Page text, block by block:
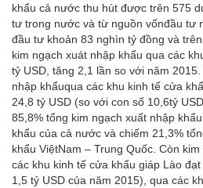
khẩu cả nước thu hút được trên 575
tư trong nước và từ nguồn vốnđầu tư
đầu tư khoản 83 nghìn tỷ đồng và
kim ngạch xuát nhập khẩu qua các
tỷ USD, tăng 2,1 lần so với năm
nhập khẩuqua các khu kinh tế cửa
24,8 tỷ USD (so với con số 10,6tỷ
85,8% tổng kim ngạch xuất nhập
khẩu của cả nước và chiếm 21,3%
khẩu ViệtNam – Trung Quốc. Còn
các khu kinh tế cửa khẩu giáp Lào
1,5 tỷ USD của năm 2015), qua các